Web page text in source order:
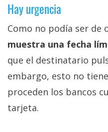
Hay urgencia
Como no podía ser de
muestra una fecha
que el destinatario
embargo, esto no
proceden los bancos
tarjeta.